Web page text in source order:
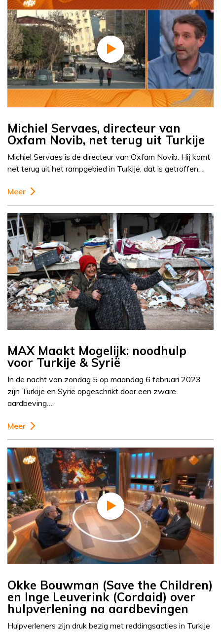
Michiel Servaes, directeur van
Oxfam Novib, net terug uit Turkije
Michiel Servaes is de directeur van Oxfam Novib. Hij komt
net terug uit het rampgebied in Turkije, dat is getroffen…
Meer
MAX Maakt Mogelijk: noodhulp
voor Turkije & Syrië
In de nacht van zondag 5 op maandag 6 februari 2023
zijn Turkije en Syrië opgeschrikt door een zware
aardbeving….
Meer
Okke Bouwman (Save the Children)
en Inge Leuverink (Cordaid) over
hulpverlening na aardbevingen
Hulpverleners zijn druk bezig met reddingsacties in Turkije